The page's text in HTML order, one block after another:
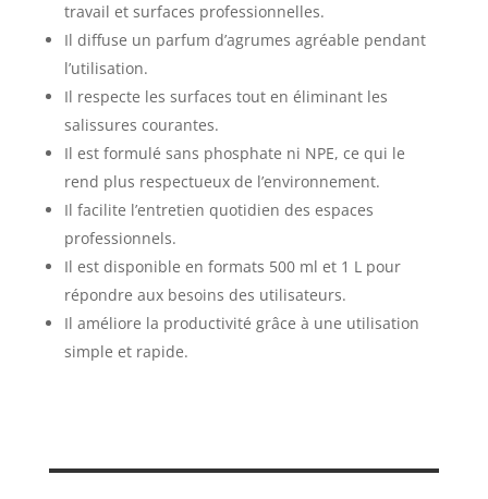
travail et surfaces professionnelles.
Il diffuse un parfum d’agrumes agréable pendant
l’utilisation.
Il respecte les surfaces tout en éliminant les
salissures courantes.
Il est formulé sans phosphate ni NPE, ce qui le
rend plus respectueux de l’environnement.
Il facilite l’entretien quotidien des espaces
professionnels.
Il est disponible en formats 500 ml et 1 L pour
répondre aux besoins des utilisateurs.
Il améliore la productivité grâce à une utilisation
simple et rapide.